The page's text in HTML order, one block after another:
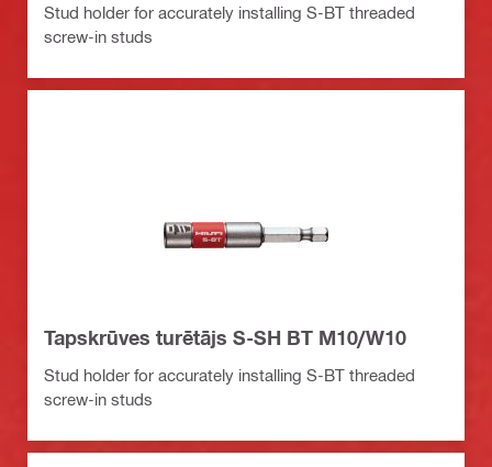
Stud holder for accurately installing S-BT threaded
screw-in studs
Tapskrūves turētājs S-SH BT M10/W10
Stud holder for accurately installing S-BT threaded
screw-in studs